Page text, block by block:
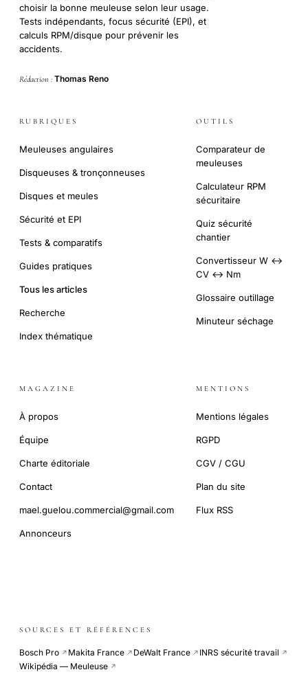
choisir la bonne meuleuse selon leur usage.
Tests indépendants, focus sécurité (EPI), et
calculs RPM/disque pour prévenir les
accidents.
Rédaction : Thomas Reno
RUBRIQUES
Meuleuses angulaires
Disqueuses & tronçonneuses
Disques et meules
Sécurité et EPI
Tests & comparatifs
Guides pratiques
Tous les articles
Recherche
Index thématique
OUTILS
Comparateur de
meuleuses
Calculateur RPM
sécuritaire
Quiz sécurité
chantier
Convertisseur W ↔
CV ↔ Nm
Glossaire outillage
Minuteur séchage
MAGAZINE
À propos
Équipe
Charte éditoriale
Contact
mael.guelou.commercial@gmail.com
Annonceurs
MENTIONS
Mentions légales
RGPD
CGV / CGU
Plan du site
Flux RSS
SOURCES ET RÉFÉRENCES
Bosch Pro ↗ Makita France ↗ DeWalt France ↗ INRS sécurité travail ↗
Wikipédia — Meuleuse ↗